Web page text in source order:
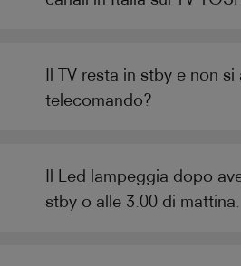
Il TV resta in stby e non
telecomando?
Il Led lampeggia dopo
stby o alle 3.00 di mattina.